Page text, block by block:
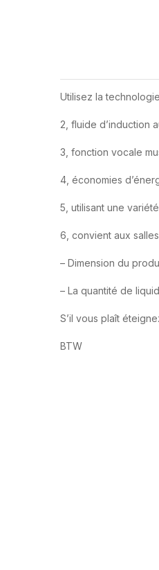
Utilisez la
2, fluide d’induction
3, fonction vocale
4, économies
5, utilisant une
6, convient aux
– Dimension du
– La quantité de
S’il vous plaît
BTW